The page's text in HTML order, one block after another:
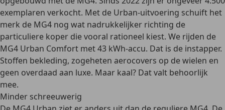
exemplaren verkocht. Met de Urban-uitvoering schuift het
merk de MG4 nog wat nadrukkelijker richting de
particuliere koper die vooral rationeel kiest. We rijden de
MG4 Urban Comfort met 43 kWh-accu. Dat is de instapper.
Stoffen bekleding, zogeheten aerocovers op de wielen en
geen overdaad aan luxe. Maar kaal? Dat valt behoorlijk
mee.
Minder schreeuwerig